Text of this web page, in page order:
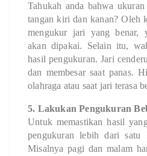
Tahukah anda bahwa
tangan kiri dan kanan? Oleh
mengukur jari yang benar,
akan dipakai. Selain itu,
hasil pengukuran. Jari
dan membesar saat panas.
olahraga atau saat jari terasa
5. Lakukan Pengukuran
Untuk memastikan hasil
pengukuran lebih dari
Misalnya pagi dan malam